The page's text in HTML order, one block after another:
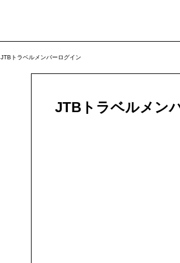
JTBトラベルメンバーログイン
JTBトラベルメン